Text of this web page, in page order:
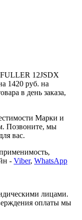
12JSDX
1420 руб. на
в день заказа,
Марки и
Позвоните, мы
вас.
- Viber, WhatsApp
лицами.
оплаты мы